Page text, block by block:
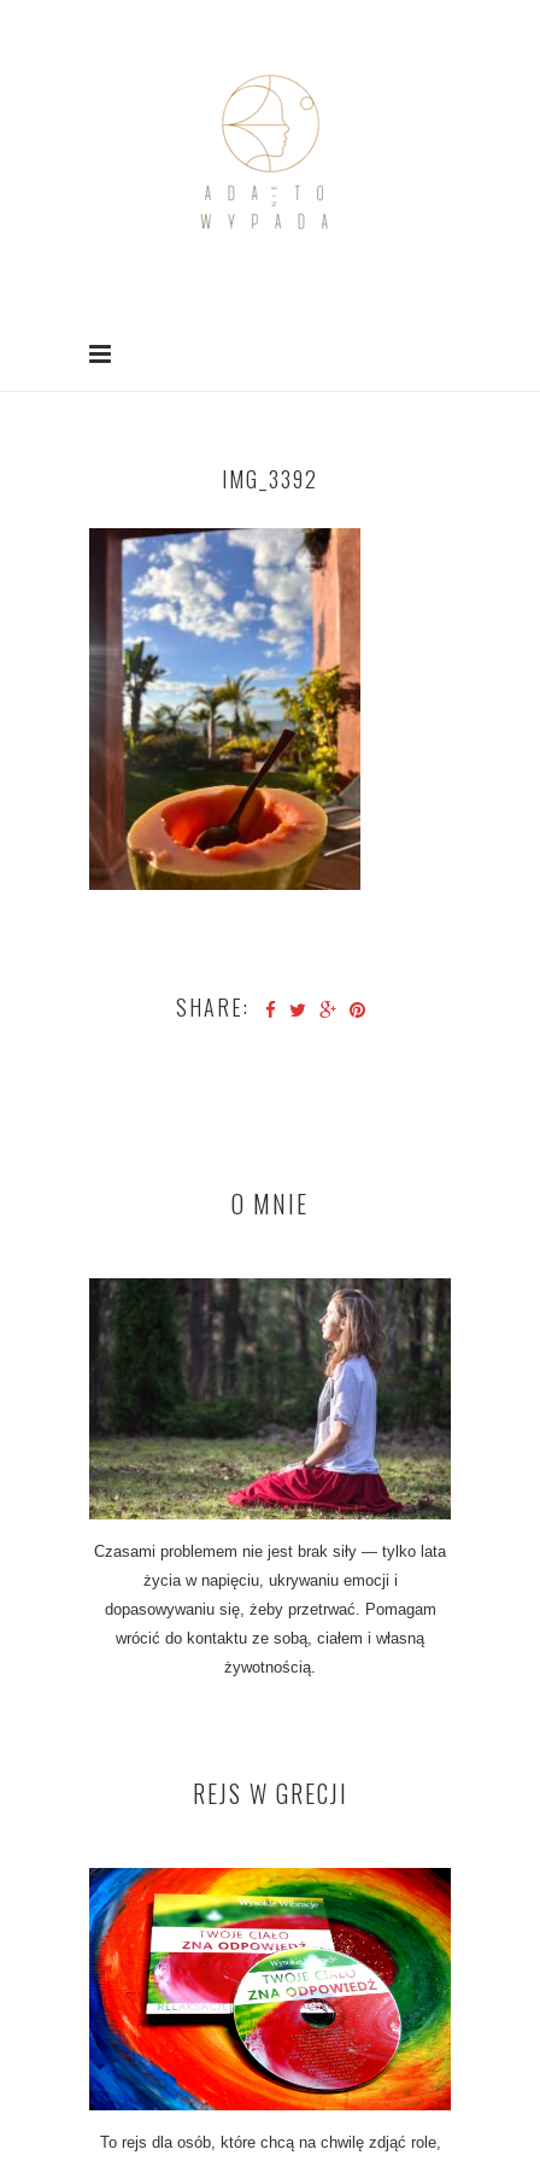
IMG_3392
SHARE:
O MNIE
Czasami problemem nie jest brak siły — tylko lata
życia w napięciu, ukrywaniu emocji i
dopasowywaniu się, żeby przetrwać. Pomagam
wrócić do kontaktu ze sobą, ciałem i własną
żywotnością.
REJS W GRECJI
To rejs dla osób, które chcą na chwilę zdjąć role,